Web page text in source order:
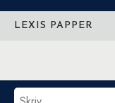
LEXIS PAPPER
Sök